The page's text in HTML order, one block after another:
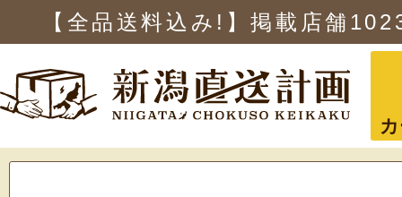
【全品送料込み!】掲載店舗